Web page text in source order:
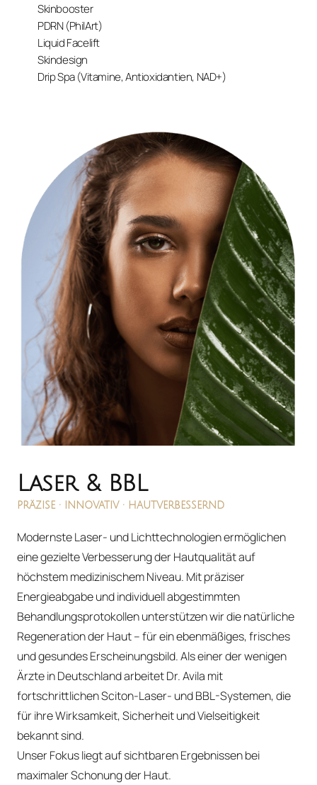
Skinbooster
PDRN (PhilArt)
Liquid Facelift
Skindesign
Drip Spa (Vitamine, Antioxidantien, NAD+)
Laser & BBL
PRÄZISE · INNOVATIV · HAUTVERBESSERND
Modernste Laser- und Lichttechnologien ermöglichen
eine gezielte Verbesserung der Hautqualität auf
höchstem medizinischem Niveau. Mit präziser
Energieabgabe und individuell abgestimmten
Behandlungsprotokollen unterstützen wir die natürliche
Regeneration der Haut – für ein ebenmäßiges, frisches
und gesundes Erscheinungsbild. Als einer der wenigen
Ärzte in Deutschland arbeitet Dr. Avila mit
fortschrittlichen Sciton-Laser- und BBL-Systemen, die
für ihre Wirksamkeit, Sicherheit und Vielseitigkeit
bekannt sind.
Unser Fokus liegt auf sichtbaren Ergebnissen bei
maximaler Schonung der Haut.